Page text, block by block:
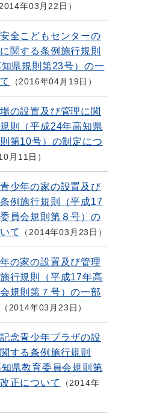
2014年03月22日
全こどもセンターの
関する条例施行規則
知県規則第23号）の一
2016年04月19日
の設置及び管理に関
則（平成24年高知県
第10号）の制定につ
月11日
少年の家の設置及び
例施行規則（平成17
員会規則第８号）の
て
2014年03月23日
の家の設置及び管理
行規則（平成17年高
規則第７号）の一部
2014年03月23日
念青少年プラザの設
する条例施行規則
知県教育委員会規則第
正について
2014年